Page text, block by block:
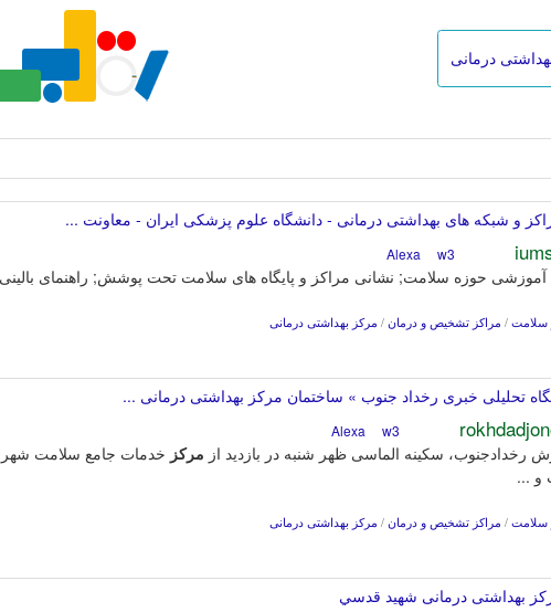
و شبکه های بهداشتی درمانی - دانشگاه علوم پزشکی ایران - معاونت ...
w3
حوزه سلامت; نشانی مراکز و پایگاه های سلامت تحت پوشش; راهنمای
سلامت / مراکز تشخیص و درمان / مرکز بهداشتی درمانی
تحلیلی خبری رخداد جنوب » ساختمان مرکز بهداشتی درمانی ...
w3
رخدادجنوب، سکینه الماسی ظهر شنبه در بازدید از مرکز خدمات جامع سلامت
و ...
سلامت / مراکز تشخیص و درمان / مرکز بهداشتی درمانی
بهداشتی درمانی شهيد قدسي